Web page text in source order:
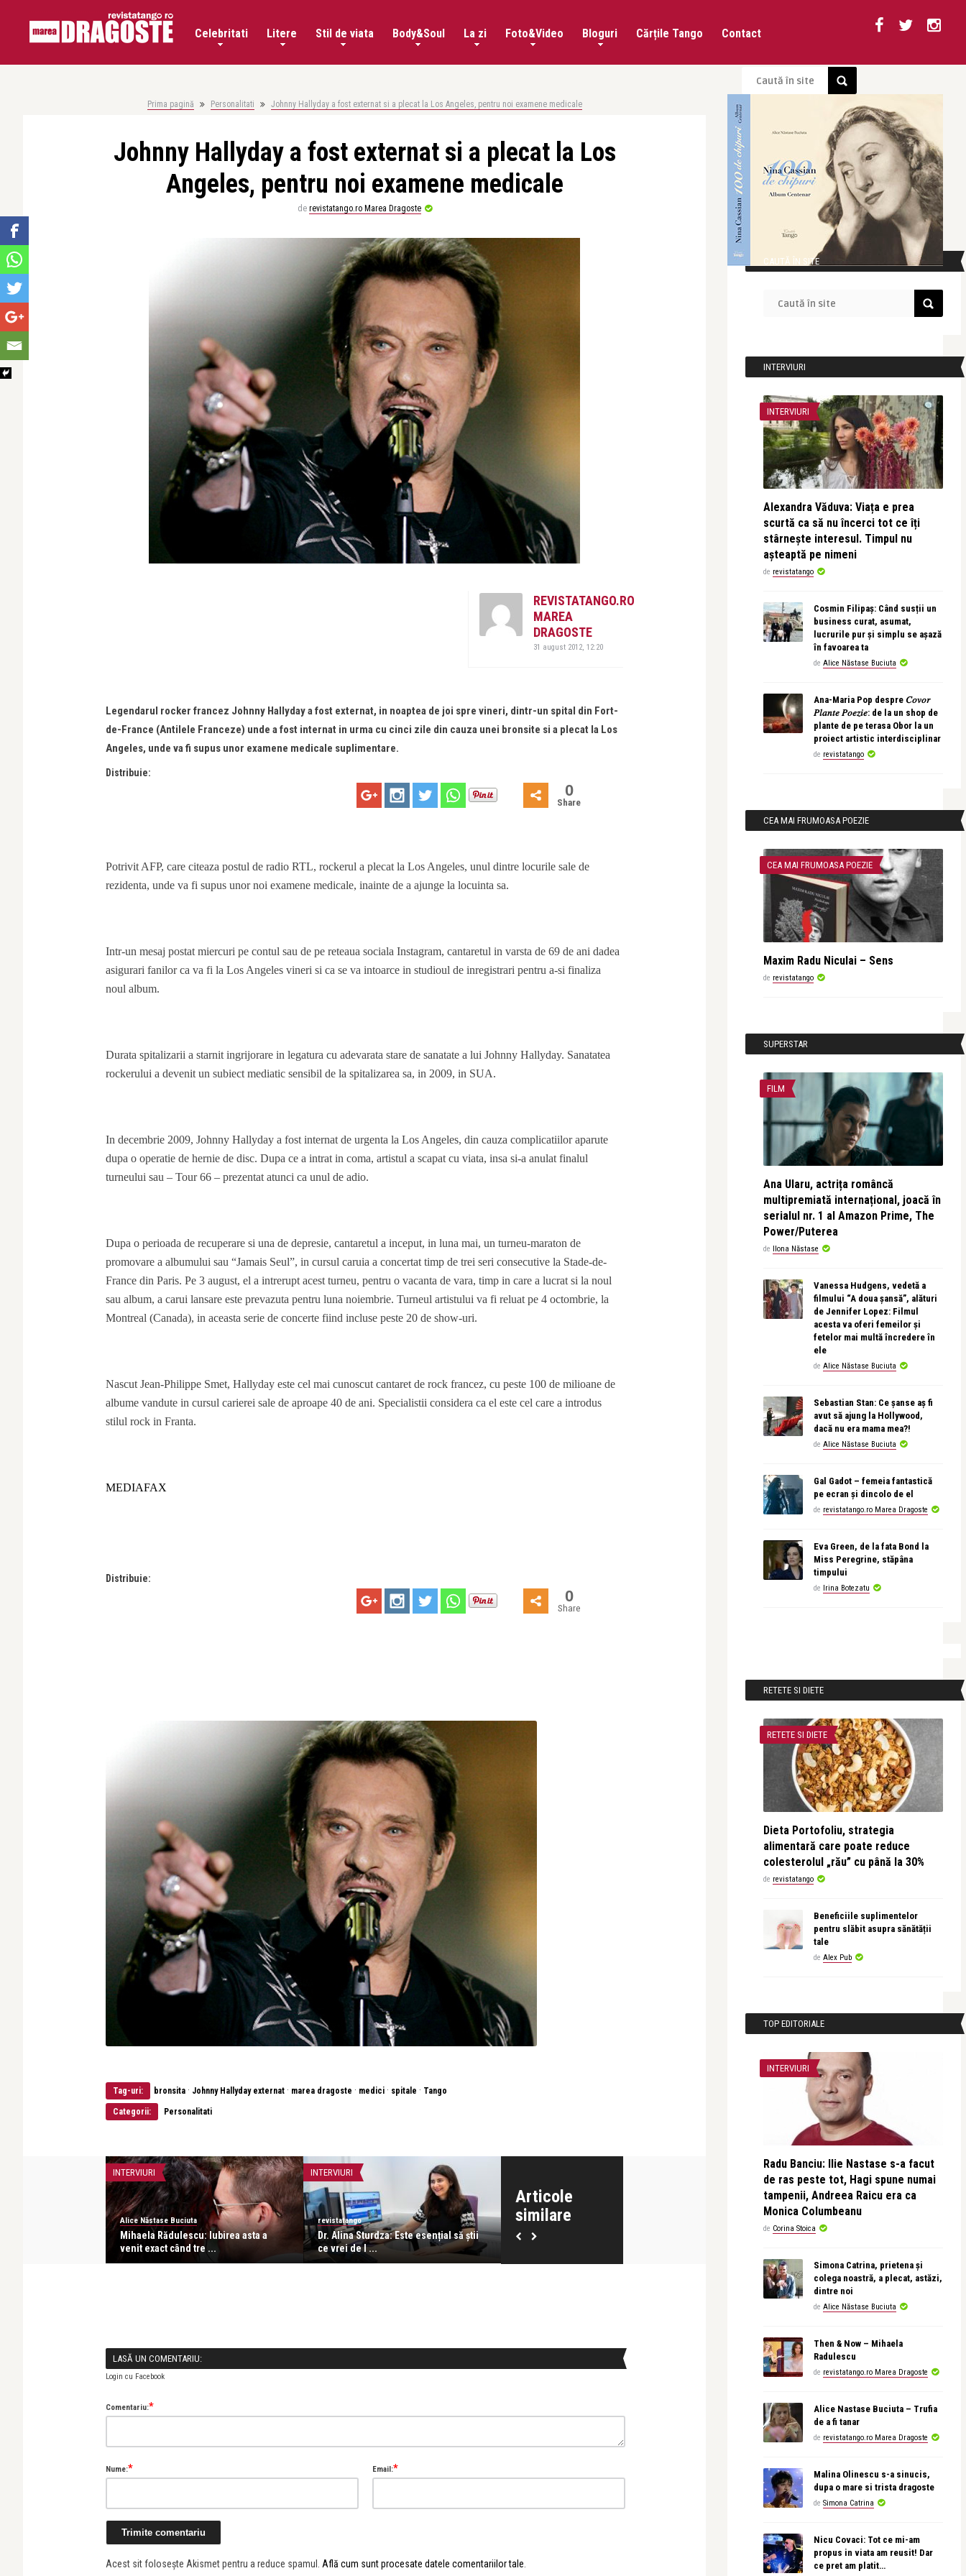
Celebritati Litere Stil de viata Body&Soul La zi Foto&Video Bloguri Cărțile Tango Contact
Prima pagină Personalitati Johnny Hallyday a fost externat si a plecat la Los Angeles, pentru noi examene medicale
Johnny Hallyday a fost externat si a plecat la Los
Angeles, pentru noi examene medicale
de revistatango.ro Marea Dragoste
REVISTATANGO.RO
MAREA
DRAGOSTE
31 august 2012, 12:20
Legendarul rocker francez Johnny Hallyday a fost externat, in noaptea de joi spre vineri, dintr-un spital din Fort-
de-France (Antilele Franceze) unde a fost internat in urma cu cinci zile din cauza unei bronsite si a plecat la Los
Angeles, unde va fi supus unor examene medicale suplimentare.
Distribuie:
0
Share
Potrivit AFP, care citeaza postul de radio RTL, rockerul a plecat la Los Angeles, unul dintre locurile sale de
rezidenta, unde va fi supus unor noi examene medicale, inainte de a ajunge la locuinta sa.
Intr-un mesaj postat miercuri pe contul sau de pe reteaua sociala Instagram, cantaretul in varsta de 69 de ani dadea
asigurari fanilor ca va fi la Los Angeles vineri si ca se va intoarce in studioul de inregistrari pentru a-si finaliza
noul album.
Durata spitalizarii a starnit ingrijorare in legatura cu adevarata stare de sanatate a lui Johnny Hallyday. Sanatatea
rockerului a devenit un subiect mediatic sensibil de la spitalizarea sa, in 2009, in SUA.
In decembrie 2009, Johnny Hallyday a fost internat de urgenta la Los Angeles, din cauza complicatiilor aparute
dupa o operatie de hernie de disc. Dupa ce a intrat in coma, artistul a scapat cu viata, insa si-a anulat finalul
turneului sau – Tour 66 – prezentat atunci ca unul de adio.
Dupa o perioada de recuperare si una de depresie, cantaretul a inceput, in luna mai, un turneu-maraton de
promovare a albumului sau “Jamais Seul”, in cursul caruia a concertat timp de trei seri consecutive la Stade-de-
France din Paris. Pe 3 august, el a intrerupt acest turneu, pentru o vacanta de vara, timp in care a lucrat si la noul
sau album, a carui lansare este prevazuta pentru luna noiembrie. Turneul artistului va fi reluat pe 4 octombrie, la
Montreal (Canada), in aceasta serie de concerte fiind incluse peste 20 de show-uri.
Nascut Jean-Philippe Smet, Hallyday este cel mai cunoscut cantaret de rock francez, cu peste 100 de milioane de
albume vandute in cursul carierei sale de aproape 40 de ani. Specialistii considera ca el este cel care a introdus
stilul rock in Franta.
MEDIAFAX
Distribuie:
0
Share
Tag-uri: bronsita · Johnny Hallyday externat · marea dragoste · medici · spitale · Tango
Categorii: Personalitati
Articole
similare
INTERVIURI
Alice Năstase Buciuta
Mihaela Rădulescu: Iubirea asta a
venit exact când tre ...
INTERVIURI
revistatango
Dr. Alina Sturdza: Este esențial să știi
ce vrei de l ...
revistatango
Analia Selis cântă tango argentinian și
CONCERTE & SPECTACOLE
Analia Selis, turneu aniversar la 20 de
CEA MAI
LASĂ UN COMENTARIU:
Login cu Facebook
Comentariu:*
Nume:* Email:*
Acest sit folosește Akismet pentru a reduce spamul. Află cum sunt procesate datele comentariilor tale.
CAUTĂ ÎN SITE
INTERVIURI
INTERVIURI
Alexandra Văduva: Viața e prea
scurtă ca să nu încerci tot ce îți
stârnește interesul. Timpul nu
așteaptă pe nimeni
de revistatango
Cosmin Filipaș: Când susții un
business curat, asumat,
lucrurile pur și simplu se așază
în favoarea ta
de Alice Năstase Buciuta
Ana-Maria Pop despre 𝐶𝑜𝑣𝑜𝑟
𝑃𝑙𝑎𝑛𝑡𝑒 𝑃𝑜𝑒𝑧𝑖𝑒: de la un shop de
plante de pe terasa Obor la un
proiect artistic interdisciplinar
de revistatango
CEA MAI FRUMOASA POEZIE
CEA MAI FRUMOASA POEZIE
Maxim Radu Niculai – Sens
de revistatango
SUPERSTAR
FILM
Ana Ularu, actrița româncă
multipremiată internațional, joacă în
serialul nr. 1 al Amazon Prime, The
Power/Puterea
de Ilona Năstase
Vanessa Hudgens, vedetă a
filmului “A doua șansă”, alături
de Jennifer Lopez: Filmul
acesta va oferi femeilor și
fetelor mai multă încredere în
ele
de Alice Năstase Buciuta
Sebastian Stan: Ce șanse aș fi
avut să ajung la Hollywood,
dacă nu era mama mea?!
de Alice Năstase Buciuta
Gal Gadot – femeia fantastică
pe ecran și dincolo de el
de revistatango.ro Marea Dragoste
Eva Green, de la fata Bond la
Miss Peregrine, stăpâna
timpului
de Irina Botezatu
RETETE SI DIETE
RETETE SI DIETE
Dieta Portofoliu, strategia
alimentară care poate reduce
colesterolul „rău” cu până la 30%
de revistatango
Beneficiile suplimentelor
pentru slăbit asupra sănătății
tale
de Alex Pub
TOP EDITORIALE
INTERVIURI
Radu Banciu: Ilie Nastase s-a facut
de ras peste tot, Hagi spune numai
tampenii, Andreea Raicu era ca
Monica Columbeanu
de Corina Stoica
Simona Catrina, prietena și
colega noastră, a plecat, astăzi,
dintre noi
de Alice Năstase Buciuta
Then & Now – Mihaela
Radulescu
de revistatango.ro Marea Dragoste
Alice Nastase Buciuta – Trufia
de a fi tanar
de revistatango.ro Marea Dragoste
Malina Olinescu s-a sinucis,
dupa o mare si trista dragoste
de Simona Catrina
Nicu Covaci: Tot ce mi-am
propus in viata am reusit! Dar
ce pret am platit…